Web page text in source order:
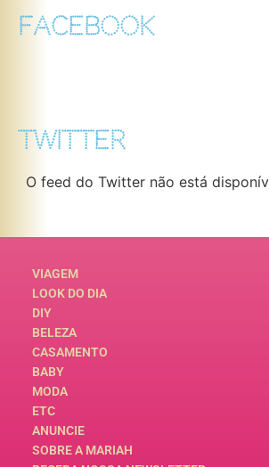
FACEBOOK
TWITTER
O feed do Twitter não está
VIAGEM
LOOK DO DIA
DIY
BELEZA
CASAMENTO
BABY
MODA
ETC
ANUNCIE
SOBRE A MARIAH